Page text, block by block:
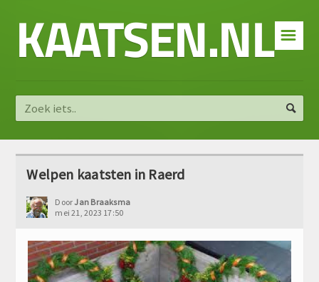
☰
KAATSEN.NL
Welpen kaatsten in Raerd
DoorJan Braaksma
mei 21, 2023 17:50